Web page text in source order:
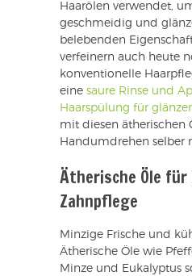
Haarölen verwendet,
geschmeidig und
belebenden
verfeinern auch heute
konventionelle
eine saure Rinse und
Haarspülung für
mit diesen ätherischen
Handumdrehen selber
Ätherische Öle
Zahnpflege
Minzige Frische und
Ätherische Öle wie
Minze und Eukalyptus